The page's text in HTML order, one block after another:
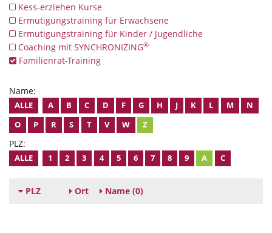
Kess-erziehen Kurse
Ermutigungstraining für Erwachsene
Ermutigungstraining für Kinder / Jugendliche
Coaching mit SYNCHRONIZING®
Familienrat-Training
Name:
ALLE A B C D F G H J K L M
N
O
P R S T V W Z
PLZ:
ALLE 1 2 3 4 5 6 7 8 9 A C
PLZ Ort Name (0)